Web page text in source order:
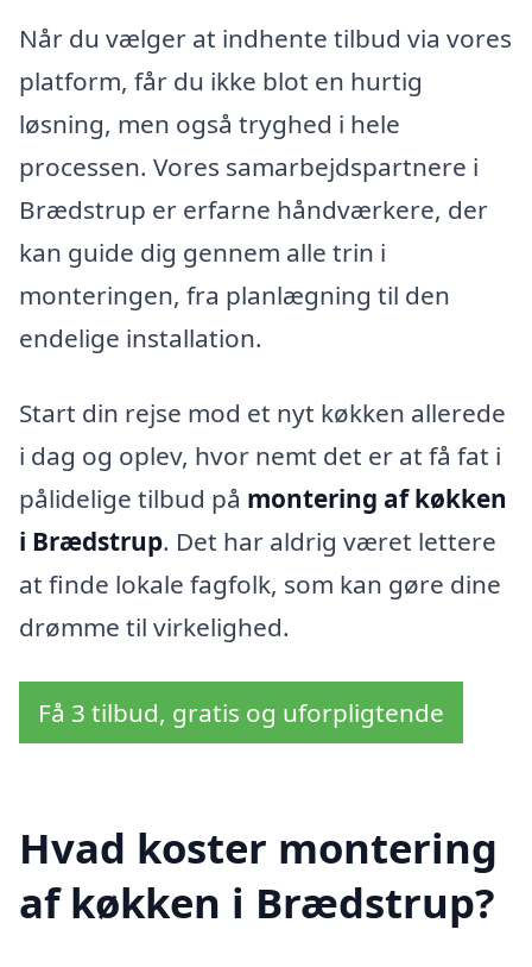
Når du vælger at indhente tilbud via vores
platform, får du ikke blot en hurtig
løsning, men også tryghed i hele
processen. Vores samarbejdspartnere i
Brædstrup er erfarne håndværkere, der
kan guide dig gennem alle trin i
monteringen, fra planlægning til den
endelige installation.
Start din rejse mod et nyt køkken allerede
i dag og oplev, hvor nemt det er at få fat i
pålidelige tilbud på montering af køkken
i Brædstrup. Det har aldrig været lettere
at finde lokale fagfolk, som kan gøre dine
drømme til virkelighed.
Få 3 tilbud, gratis og uforpligtende
Hvad koster montering
af køkken i Brædstrup?